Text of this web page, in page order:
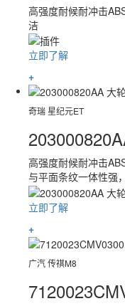
高强度耐候耐冲击
洁
立即了解
+
奇瑞 星纪元ET
高强度耐候耐冲击
与平面条纹一体性强
立即了解
+
广汽 传祺M8